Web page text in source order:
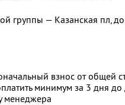
группы — Казанская пл,
взнос от общей
минимум за 3 дня
менеджера